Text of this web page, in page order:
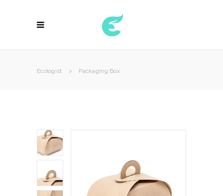
Ecologist > Packaging Box